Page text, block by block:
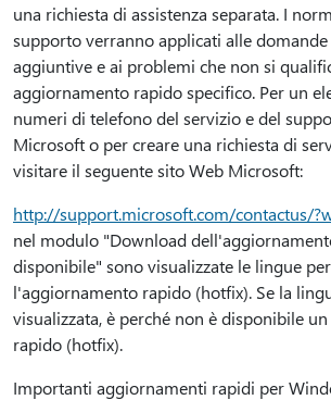
una richiesta di assistenza separata. I
supporto verranno applicati alle
aggiuntive e ai problemi che non si
aggiornamento rapido specifico. Per un
numeri di telefono del servizio e del
Microsoft o per creare una richiesta di
visitare il seguente sito Web Microsoft:
http://support.microsoft.com/contactus/
nel modulo "Download
disponibile" sono visualizzate le lingue
l'aggiornamento rapido (hotfix). Se la
visualizzata, è perché non è disponibile
rapido (hotfix).
Importanti aggiornamenti rapidi per